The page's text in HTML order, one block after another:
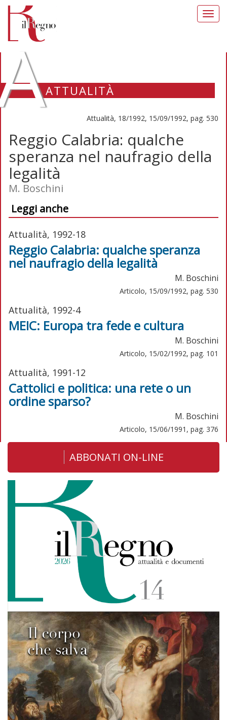
ATTUALITÀ
Attualità, 18/1992, 15/09/1992, pag. 530
Reggio Calabria: qualche
speranza nel naufragio della
legalità
M. Boschini
Leggi anche
Attualità, 1992-18
Reggio Calabria: qualche speranza
nel naufragio della legalità
M. Boschini
Articolo, 15/09/1992, pag. 530
Attualità, 1992-4
MEIC: Europa tra fede e cultura
M. Boschini
Articolo, 15/02/1992, pag. 101
Attualità, 1991-12
Cattolici e politica: una rete o un
ordine sparso?
M. Boschini
Articolo, 15/06/1991, pag. 376
ABBONATI ON-LINE